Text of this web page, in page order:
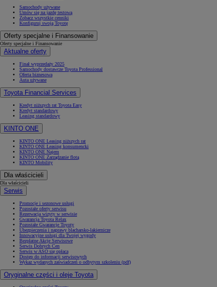
Samochody używane
Umów się na jazdę testową
Zobacz wszystkie cenniki
Konfiguruj swoją Toyotę
Oferty specjalne i Finansowanie
Oferty specjalne i Finansowanie
Aktualne oferty
Finał wyprzedaży 2025
Samochody dostawcze Toyota Professional
Oferta biznesowa
Auta używane
Toyota Financial Services
Kredyt niższych rat Toyota Easy
Kredyt standardowy
Leasing standardowy
KINTO ONE
KINTO ONE Leasing niższych rat
KINTO ONE Leasing konsumencki
KINTO ONE Najem
KINTO ONE Zarządzanie flotą
KINTO Mobility
Dla właścicieli
Dla właścicieli
Serwis
Promocje i sezonowe usługi
Pozostałe oferty serwisu
Rezerwacja wizyty w serwisie
Gwarancja Toyota Relax
Pozostałe Gwarancje Toyoty
Ubezpieczenia i naprawy blacharsko-lakiernicze
Innowacyjne usługi dla Twojej wygody
Bezpłatne Akcje Serwisowe
Serwis Dobrych Cen
Serwis w ASO się opłaca
Dostęp do informacji serwisowych
Wykaz wydanych zaświadczeń o odbytym szkoleniu (pdf)
Oryginalne części i oleje Toyota